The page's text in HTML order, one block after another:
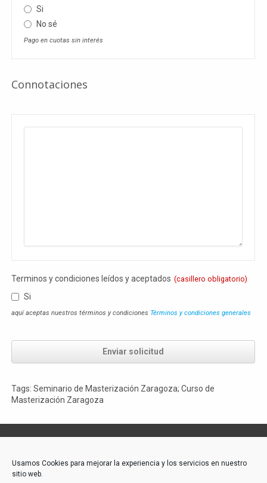
Usamos Cookies para mejorar la experiencia y los servicios en nuestro
sitio web.
Si
No sé
Pago en cuotas sin interés
Connotaciones
Terminos y condiciones leídos y aceptados (casillero obligatorio)
Si
aquí aceptas nuestros términos y condiciones Términos y condiciones generales
Enviar solicitud
Tags: Seminario de Masterización Zaragoza; Curso de
Masterización Zaragoza
Akademie-Media GmbH